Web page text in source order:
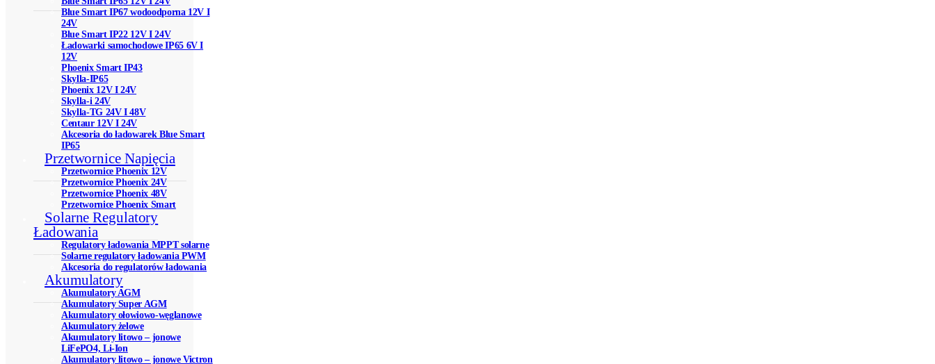
Blue Smart IP67 wodoodporna 12V I
24V
Blue Smart IP22 12V I 24V
Ładowarki samochodowe IP65 6V I
12V
Phoenix Smart IP43
Skylla-IP65
Phoenix 12V I 24V
Skylla-i 24V
Skylla-TG 24V I 48V
Centaur 12V I 24V
Akcesoria do ładowarek Blue Smart
IP65
Przetwornice Napięcia
Przetwornice Phoenix 12V
Przetwornice Phoenix 24V
Przetwornice Phoenix 48V
Przetwornice Phoenix Smart
Solarne Regulatory
Ładowania
Regulatory ładowania MPPT solarne
Solarne regulatory ładowania PWM
Akcesoria do regulatorów ładowania
Akumulatory
Akumulatory AGM
Akumulatory Super AGM
Akumulatory ołowiowo-węglanowe
Akumulatory żelowe
Akumulatory litowo – jonowe
LiFePO4, Li-Ion
Akumulatory litowo – jonowe Victron